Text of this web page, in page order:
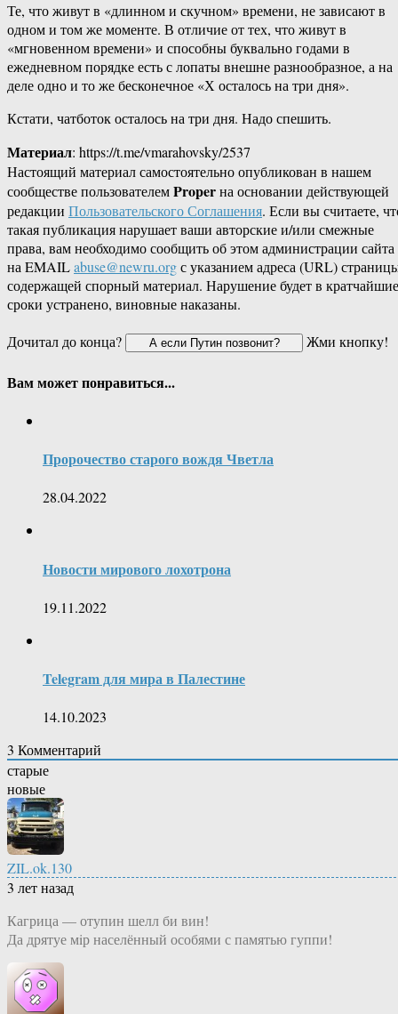
Те, что живут в «длинном и скучном» времени, не зависают в
одном и том же моменте. В отличие от тех, что живут в
«мгновенном времени» и способны буквально годами в
ежедневном порядке есть с лопаты внешне разнообразное, а на
деле одно и то же бесконечное «Х осталось на три дня».
Кстати, чатботок осталось на три дня. Надо спешить.
Материал: https://t.me/vmarahovsky/2537
Настоящий материал самостоятельно опубликован в нашем
сообществе пользователемProperна основании действующей
редакции Пользовательского Соглашения. Если вы считаете,
такая публикация нарушает ваши авторские и/или смежные
права, вам необходимо сообщить об этом администрации сайта
на EMAILabuse@newru.orgс указанием адреса (URL)
содержащей спорный материал. Нарушение будет в кратчайшие
сроки устранено, виновные наказаны.
Дочитал до конца?
Жми кнопку!
Вам может понравиться...
Пророчество старого вождя Чветла
28.04.2022
Новости мирового лохотрона
19.11.2022
Telegram для мира в Палестине
14.10.2023
3 Комментарий
старые
новые
ZIL.ok.130
3 лет назад
Кагрица — отупин шелл би вин!
Да дрятуе мiр населённый особями с памятью гуппи!